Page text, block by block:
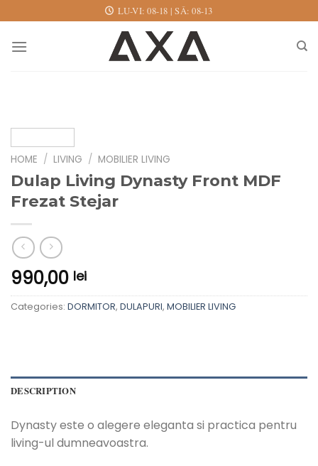
to
content
LU-VI: 08-18 | SÂ: 08-13
HOME / LIVING / MOBILIER LIVING
Dulap Living Dynasty Front MDF
Frezat Stejar
990,00 lei
Categories: DORMITOR, DULAPURI, MOBILIER LIVING
DESCRIPTION
Dynasty este o alegere eleganta si practica pentru
living-ul dumneavoastra.